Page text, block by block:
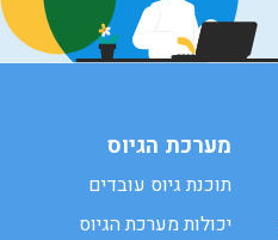
מערכת הגיוס
תוכנת גיוס עובדים
יכולות מערכת הגיוס